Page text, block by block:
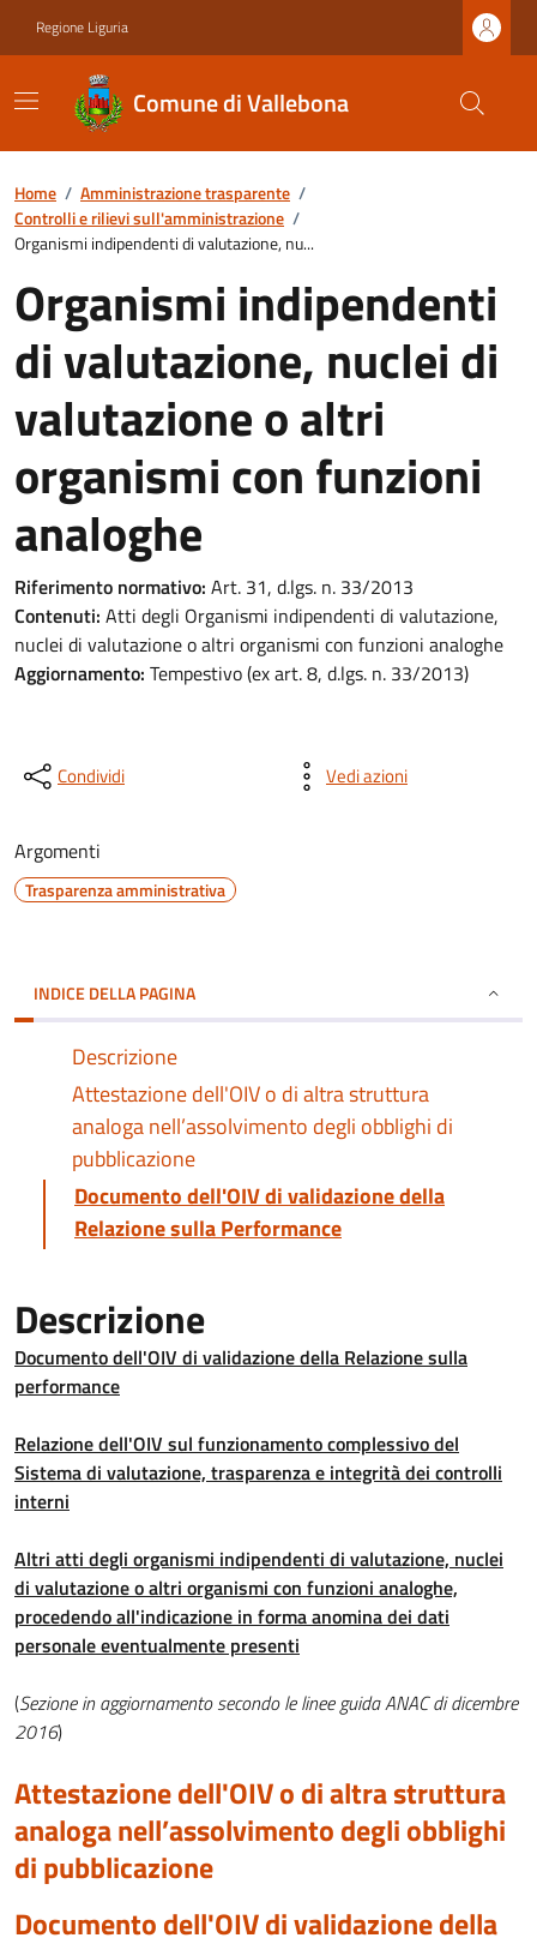
Regione Liguria
Comune di Vallebona
Home / Amministrazione trasparente /
Controlli e rilievi sull'amministrazione /
Organismi indipendenti di valutazione, nu...
Organismi indipendenti
di valutazione, nuclei di
valutazione o altri
organismi con funzioni
analoghe
Riferimento normativo: Art. 31, d.lgs. n. 33/2013
Contenuti: Atti degli Organismi indipendenti di valutazione,
nuclei di valutazione o altri organismi con funzioni analoghe
Aggiornamento: Tempestivo (ex art. 8, d.lgs. n. 33/2013)
Condividi Vedi azioni
Argomenti
Trasparenza amministrativa
INDICE DELLA PAGINA
Descrizione
Attestazione dell'OIV o di altra struttura
analoga nell’assolvimento degli obblighi di
pubblicazione
Documento dell'OIV di validazione della
Relazione sulla Performance
Descrizione
Documento dell'OIV di validazione della Relazione sulla
performance
Relazione dell'OIV sul funzionamento complessivo del
Sistema di valutazione, trasparenza e integrità dei controlli
interni
Altri atti degli organismi indipendenti di valutazione, nuclei
di valutazione o altri organismi con funzioni analoghe,
procedendo all'indicazione in forma anomina dei dati
personale eventualmente presenti
(Sezione in aggiornamento secondo le linee guida ANAC di dicembre
2016)
Attestazione dell'OIV o di altra struttura
analoga nell’assolvimento degli obblighi
di pubblicazione
Documento dell'OIV di validazione della